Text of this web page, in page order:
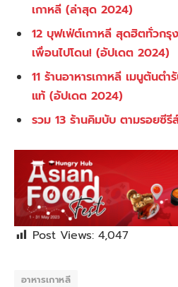
เกาหลี (ล่าสุด 2024)
12 บุฟเฟ่ต์เกาหลี สุดฮิตทั่วกรุ
เพื่อนไปโดน! (อัปเดต 2024)
11 ร้านอาหารเกาหลี เมนูต้นต
แท้ (อัปเดต 2024)
รวม 13 ร้านคิมบับ ตามรอยซีรี
Post Views: 4,047
อาหารเกาหลี